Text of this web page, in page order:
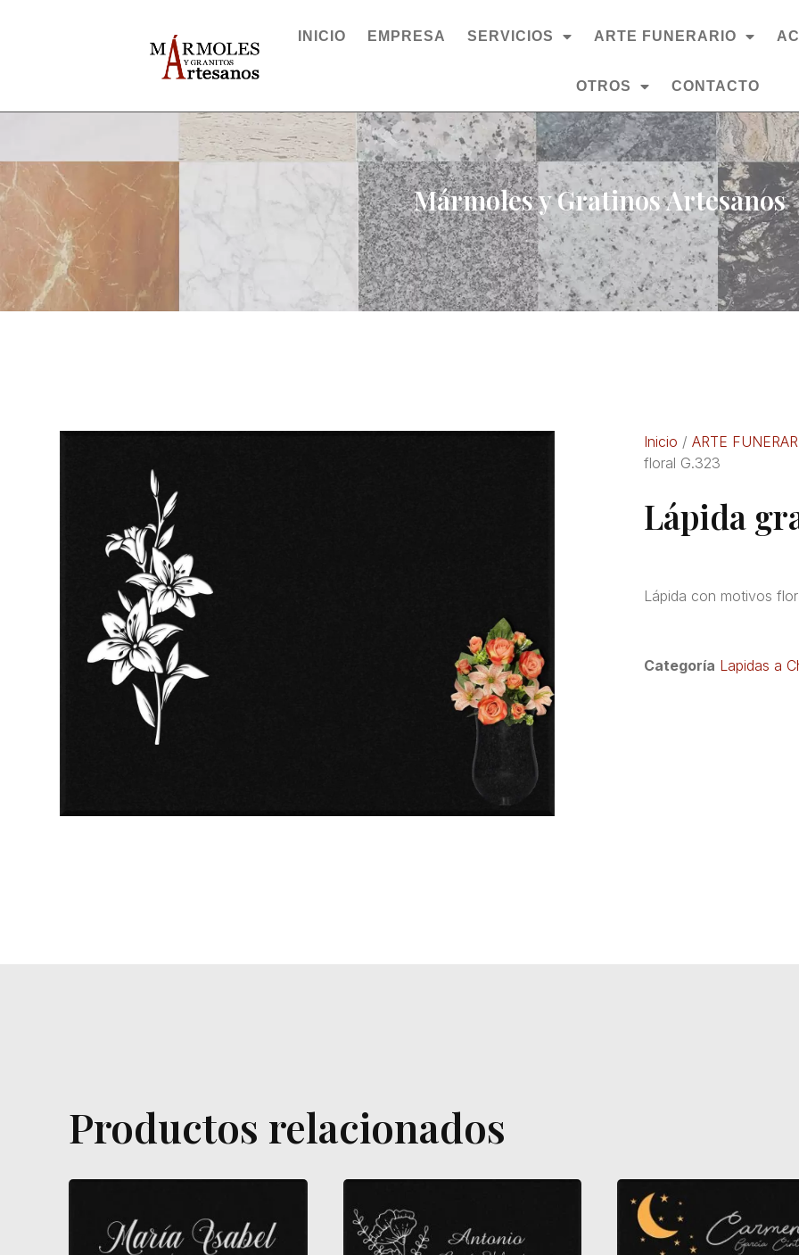
INICIO EMPRESA SERVICIOS ARTE FUNERARIO
OTROS CONTACTO
Mármoles y Gratinos Artesanos
Inicio / ARTE
floral G.323
Lápida
Lápida con motivos
Categoría Lapidas a
Productos relacionados